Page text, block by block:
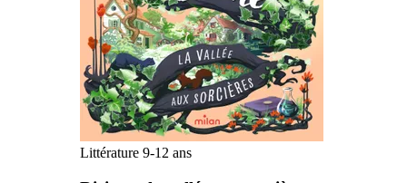
Littérature 9-12 ans